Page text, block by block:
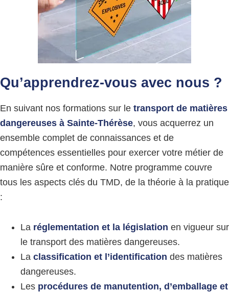
Qu’apprendrez-vous avec nous ?
En suivant nos formations sur le transport de matières
dangereuses à Sainte-Thérèse, vous acquerrez un
ensemble complet de connaissances et de
compétences essentielles pour exercer votre métier de
manière sûre et conforme. Notre programme couvre
tous les aspects clés du TMD, de la théorie à la pratique
:
La réglementation et la législation en vigueur sur
le transport des matières dangereuses.
La classification et l’identification des matières
dangereuses.
Les procédures de manutention, d’emballage et